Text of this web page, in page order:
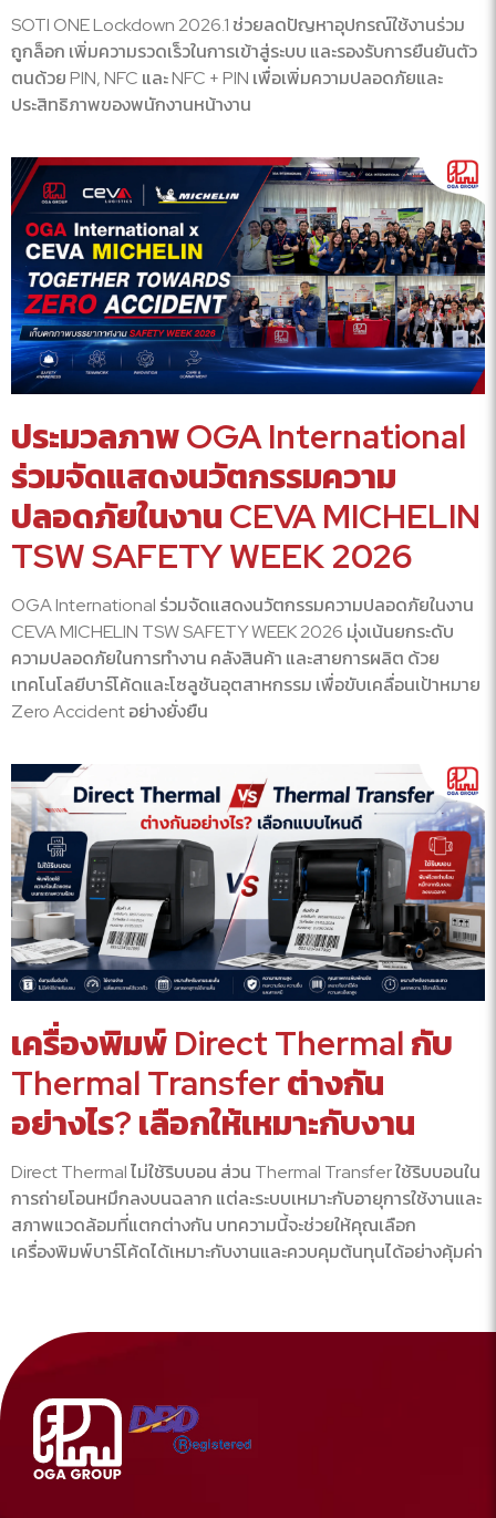
SOTI ONE Lockdown 2026.1 ช่วยลดปัญหาอุปกรณ์ใช้งานร่วม
ถูกล็อก เพิ่มความรวดเร็วในการเข้าสู่ระบบ และรองรับการยืนยันตัว
ตนด้วย PIN, NFC และ NFC + PIN เพื่อเพิ่มความปลอดภัยและ
ประสิทธิภาพของพนักงานหน้างาน
ประมวลภาพ OGA International
ร่วมจัดแสดงนวัตกรรมความ
ปลอดภัยในงาน CEVA MICHELIN
TSW SAFETY WEEK 2026
OGA International ร่วมจัดแสดงนวัตกรรมความปลอดภัยในงาน
CEVA MICHELIN TSW SAFETY WEEK 2026 มุ่งเน้นยกระดับ
ความปลอดภัยในการทำงาน คลังสินค้า และสายการผลิต ด้วย
เทคโนโลยีบาร์โค้ดและโซลูชันอุตสาหกรรม เพื่อขับเคลื่อนเป้าหมาย
Zero Accident อย่างยั่งยืน
เครื่องพิมพ์ Direct Thermal กับ
Thermal Transfer ต่างกัน
อย่างไร? เลือกให้เหมาะกับงาน
Direct Thermal ไม่ใช้ริบบอน ส่วน Thermal Transfer ใช้ริบบอนใน
การถ่ายโอนหมึกลงบนฉลาก แต่ละระบบเหมาะกับอายุการใช้งานและ
สภาพแวดล้อมที่แตกต่างกัน บทความนี้จะช่วยให้คุณเลือก
เครื่องพิมพ์บาร์โค้ดได้เหมาะกับงานและควบคุมต้นทุนได้อย่างคุ้มค่า